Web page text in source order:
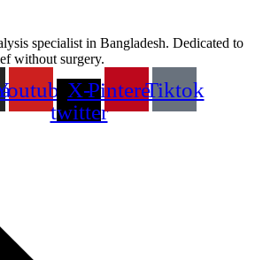
specialist in Bangladesh. Dedicated to
without surgery.
X-
twitter
PinterestTiktok